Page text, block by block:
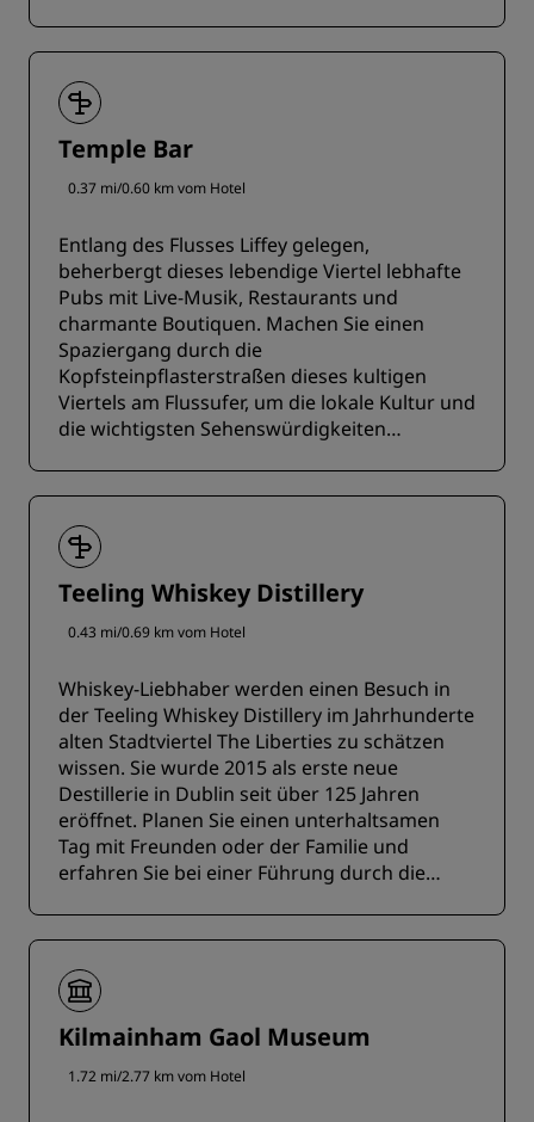
Temple Bar
0.37 mi/0.60 km vom Hotel
Entlang des Flusses Liffey gelegen,
beherbergt dieses lebendige Viertel lebhafte
Pubs mit Live-Musik, Restaurants und
charmante Boutiquen. Machen Sie einen
Spaziergang durch die
Kopfsteinpflasterstraßen dieses kultigen
Viertels am Flussufer, um die lokale Kultur und
die wichtigsten Sehenswürdigkeiten
Teeling Whiskey Distillery
0.43 mi/0.69 km vom Hotel
Whiskey-Liebhaber werden einen Besuch in
der Teeling Whiskey Distillery im Jahrhunderte
alten Stadtviertel The Liberties zu schätzen
wissen. Sie wurde 2015 als erste neue
Destillerie in Dublin seit über 125 Jahren
eröffnet. Planen Sie einen unterhaltsamen
Tag mit Freunden oder der Familie und
erfahren Sie bei einer Führung durch die
Kilmainham Gaol Museum
1.72 mi/2.77 km vom Hotel